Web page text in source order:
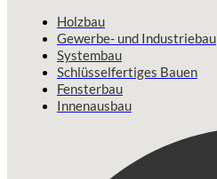
Holzbau
Gewerbe- und Industriebau
Systembau
Schlüsselfertiges Bauen
Fensterbau
Innenausbau